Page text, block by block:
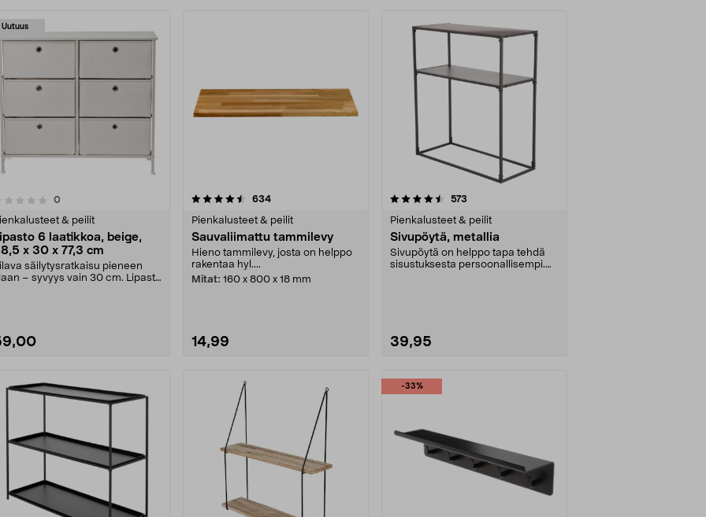
Uutuus
0
& peilit
6 laatikkoa, beige,
x 30 x 77,3 cm
säilytysratkaisu pieneen
– syvyys vain 30 cm. Lipasto
4.5 viidestä
634arvostelut
Pienkalusteet & peilit
Sauvaliimattu tammilevy
Hieno tammilevy, josta on helppo
rakentaa hyl....
Mitat: 160 x 800 x 18 mm
14,99
4.5 viidestä
573
Pienkalusteet & peilit
Sivupöytä, metallia
Sivupöytä on helppo tapa tehdä
sisustuksesta persoonallisempi.
39,95
-33%